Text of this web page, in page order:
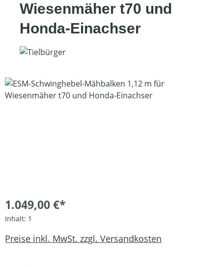
Wiesenmäher t70 und
Honda-Einachser
Bildergalerie überspringen
1.049,00 €*
Inhalt: 1
Preise inkl. MwSt. zzgl. Versandkosten